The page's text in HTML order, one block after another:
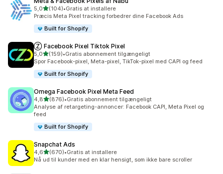
5,0ud af 5 stjerner
(104)
104 anmeldelser i alt
•Gratis at installere
Præcis Meta Pixel tracking forbedrer dine Facebook Ads
Built for Shopify
Ⓩ Facebook Pixel Tiktok Pixel
5,0ud af 5 stjerner
(159)
159 anmeldelser i alt
•Gratis abonnement tilgængeligt
Spor Facebook-pixel, Meta-pixel, TikTok-pixel med CAPI og feed
Built for Shopify
Omega Facebook Pixel Meta Feed
4,8ud af 5 stjerner
(876)
876 anmeldelser i alt
•Gratis abonnement tilgængeligt
Analyse af retargeting-annoncer: Facebook CAPI, Meta Pixel og
feed
Built for Shopify
Snapchat Ads
4,6ud af 5 stjerner
(670)
670 anmeldelser i alt
•Gratis at installere
Nå ud til kunder med en klar hensigt, som ikke bare scroller